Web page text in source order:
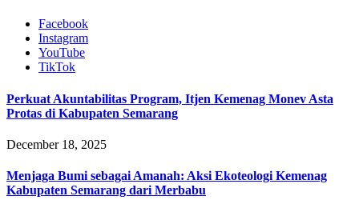
Facebook
Instagram
YouTube
TikTok
Perkuat Akuntabilitas Program, Itjen Kemenag Monev Asta
Protas di Kabupaten Semarang
December 18, 2025
Menjaga Bumi sebagai Amanah: Aksi Ekoteologi Kemenag
Kabupaten Semarang dari Merbabu